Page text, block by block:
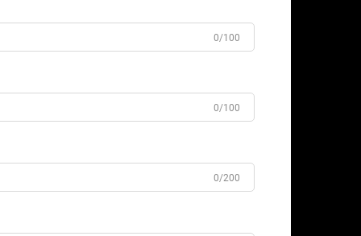
0/100
0/100
0/200